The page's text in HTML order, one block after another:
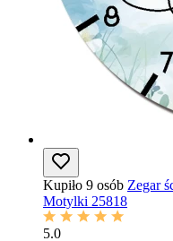
Kupiło 9 osób Zegar
Motylki 25818
5.0